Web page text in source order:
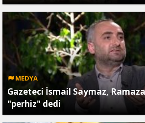
MEDYA
Gazeteci İsmail Saymaz,
"perhiz" dedi